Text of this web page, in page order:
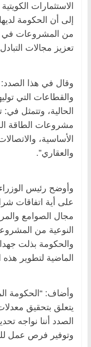
الاستثمارات
إلى أن الحكومة
من المشروعات في
تعزيز مجالات
وقال في هذا
والقطاعات التي
الحالية، وتتمثل
مشروعات الطاقة
الأساسية،
والعقاري”.
وأوضح رئيس
على أية اتفاقات
مجال الصوامع
النوعية من
والحكومة بذلت
الماضية لتطوير هذه
وأضاف: “الحكومة
يتعلق بتحقيق
الصدد أننا نواجه
وتوفير فرص عمل